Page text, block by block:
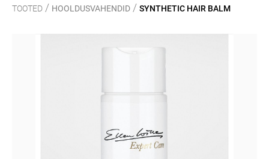
TOOTED / HOOLDUSVAHENDID / SYNTHETIC HAIR BALM